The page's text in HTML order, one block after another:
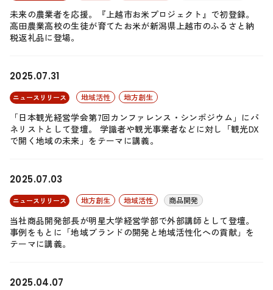
未来の農業者を応援。『上越市お米プロジェクト』で初登録。
高田農業高校の生徒が育てたお米が新潟県上越市のふるさと納
税返礼品に登場。
2025.07.31
ニュースリリース 地域活性 地方創生
「日本観光経営学会第7回カンファレンス・シンポジウム」にパ
ネリストとして登壇。 学識者や観光事業者などに対し「観光DX
で開く地域の未来」をテーマに講義。
2025.07.03
ニュースリリース 地方創生 地域活性 商品開発
当社商品開発部長が明星大学経営学部で外部講師として登壇。
事例をもとに「地域ブランドの開発と地域活性化への貢献」を
テーマに講義。
2025.04.07